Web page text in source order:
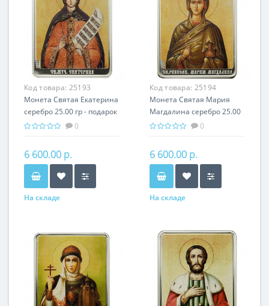
Код товара: 25193
Монета Святая Екатерина
серебро 25.00 гр - подарок
икона имени0
6 600.00 р.
На складе
Код товара: 25194
Монета Святая Мария
Магдалина серебро 25.00
гр - подарок икона имени
0
6 600.00 р.
На складе